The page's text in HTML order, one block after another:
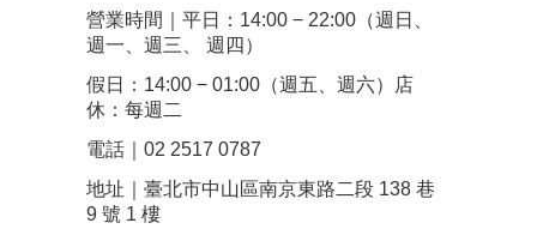
營業時間｜平日：14:00 − 22:00（週日、
週一、週三、 週四）
假日：14:00 − 01:00（週五、週六）店
休：每週二
電話｜02 2517 0787
地址｜臺北市中山區南京東路二段 138 巷
9 號 1 樓